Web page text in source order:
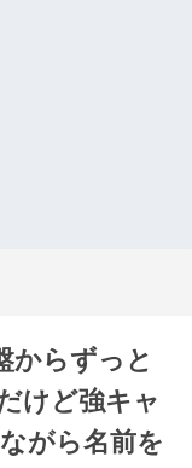
からずっと
けど強キャ
がら名前を